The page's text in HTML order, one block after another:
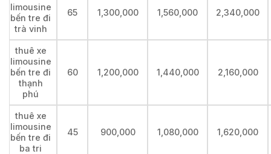
limousine
bến tre đi
trà vinh
65 1,300,000 1,560,000 2,340,000
thuê xe
limousine
bến tre đi
thạnh
phú
60 1,200,000 1,440,000 2,160,000
thuê xe
limousine
bến tre đi
ba tri
45 900,000 1,080,000 1,620,000